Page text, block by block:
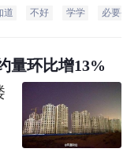
道 不好 学学 必要条
量环比增13%